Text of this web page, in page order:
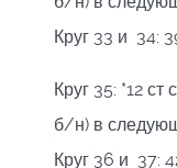
Круг 33 и 34:
Круг 35: *12
б/н) в
Круг 36 и 37: